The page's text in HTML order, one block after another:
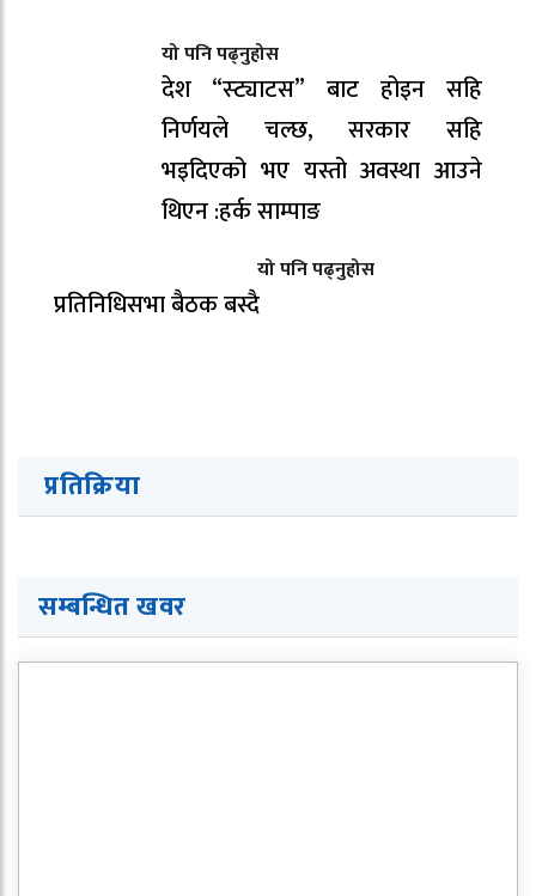
यो पनि पढ्नुहोस
देश “स्ट्याटस” बाट होइन सहि
निर्णयले चल्छ, सरकार सहि
भइदिएको भए यस्तो अवस्था आउने
थिएन :हर्क साम्पाङ
यो पनि पढ्नुहोस
प्रतिनिधिसभा बैठक बस्दै
प्रतिक्रिया
सम्बन्धित खवर